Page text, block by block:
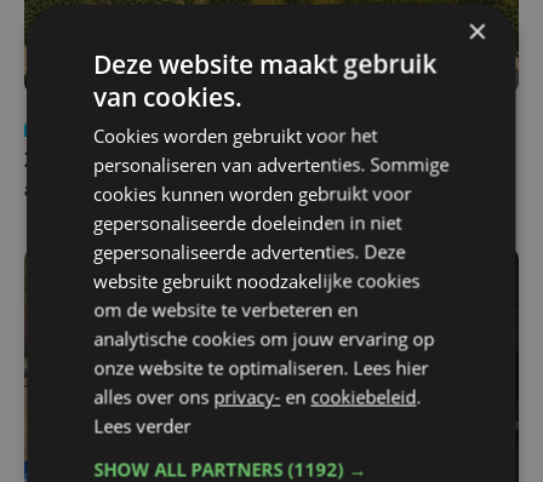
Nieuws Update
za 1 augustus | 17:21
Zwaar ongeval op E403 in Izegem: drie rijstroken
afgesloten
×
Deze website maakt gebruik
van cookies.
Cookies worden gebruikt voor het
personaliseren van advertenties. Sommige
cookies kunnen worden gebruikt voor
gepersonaliseerde doeleinden in niet
gepersonaliseerde advertenties. Deze
website gebruikt noodzakelijke cookies
om de website te verbeteren en
analytische cookies om jouw ervaring op
onze website te optimaliseren. Lees hier
alles over ons privacy- en cookiebeleid.
Lees verder
SHOW ALL PARTNERS(1192) →